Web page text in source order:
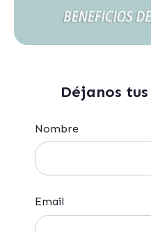
Déjanos
Nombre
Email